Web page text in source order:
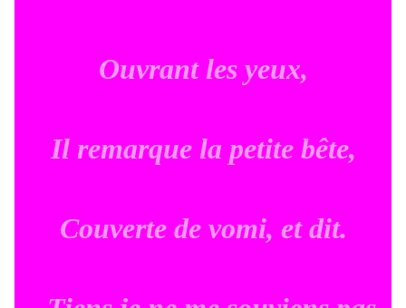
Ouvrant les yeux,
Il remarque la petite bête,
Couverte de vomi, et dit.